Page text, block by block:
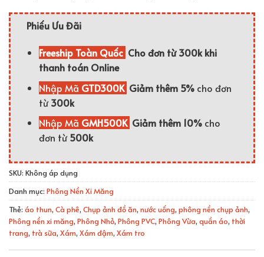
Phiếu Ưu Đãi
Freeship Toàn Quốc Cho đơn từ 300k khi
thanh toán Online
Nhập Mã GTD300K Giảm thêm 5%cho đơn
từ300k
Nhập Mã GMH500K Giảm thêm 10%cho
đơn từ500k
SKU: Không áp dụng
Danh mục: Phông Nền Xi Măng
Thẻ: áo thun, Cà phê, Chụp ảnh đồ ăn, nước uống, phông nền chụp ảnh,
Phông nền xi măng, Phông Nhỏ, Phông PVC, Phông Vừa, quần áo, thời
trang, trà sữa, Xám, Xám đậm, Xám tro